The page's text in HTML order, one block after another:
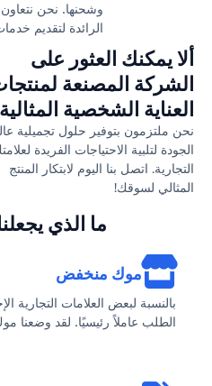
وشحنها. نحن
الرائدة لتقديم
ألا يمكنك العثور على
الشركة المصنعة لمنتجات
العناية الشخصية المثالية؟
نحن ملتزمون بتوفير حلول تجميلية
الجودة لتلبية الاحتياجات الفريدة لعلامتك
التجارية. اتصل بنا اليوم لابتكار المنتج
المثالي لسوقك!
ما الذي
موك منخفض
بالنسبة لبعض العلامات التجارية
الطلب عاملاً رئيسيًا. لقد وضعنا موك لدينا على